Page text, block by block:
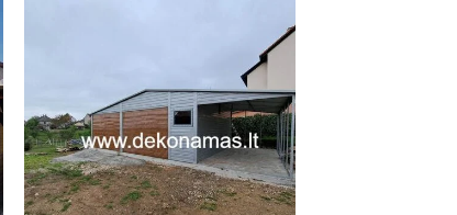
Mėgstamiausias